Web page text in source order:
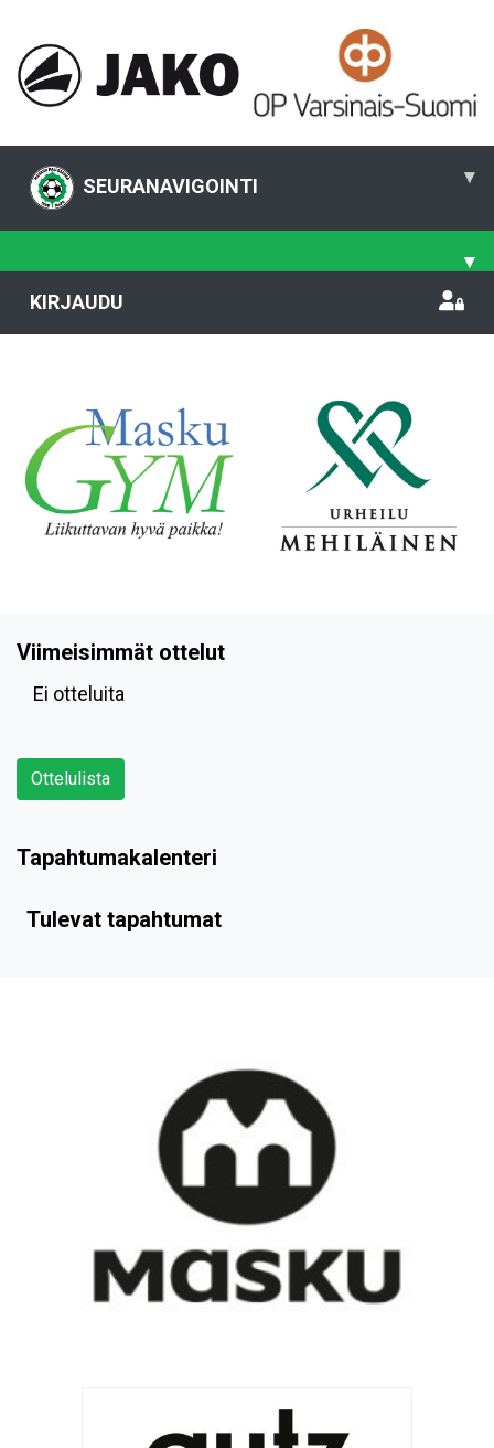
SEURANAVIGOINTI ▾
▾
KIRJAUDU
Viimeisimmät ottelut
Ei otteluita
Ottelulista
Tapahtumakalenteri
Tulevat tapahtumat